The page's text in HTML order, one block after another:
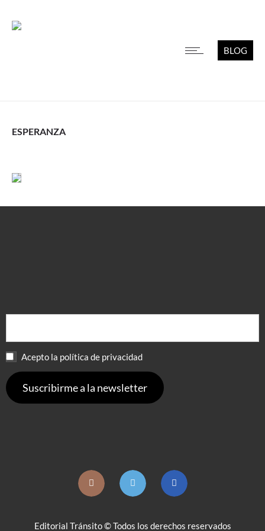
BLOG
ESPERANZA
Acepto la política de privacidad
Editorial Tránsito © Todos los derechos reservados